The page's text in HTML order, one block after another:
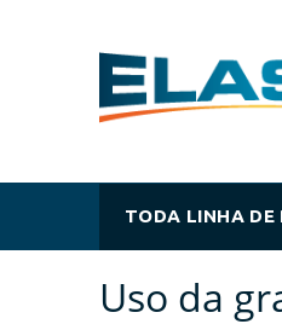
Uso da
TODA LINHA DE